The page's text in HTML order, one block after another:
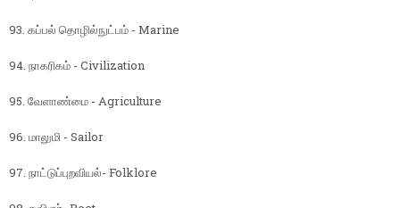
93. கப்பல் தொழில்நுட்பம் - Marine
94. நாகரிகம் - Civilization
95. வேளாண்மை - Agriculture
96. மாலுமி - Sailor
97. நாட்டுப்புறவியல்- Folklore